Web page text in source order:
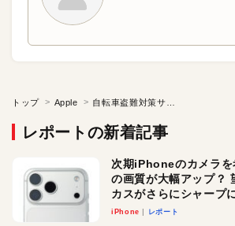
トップ Apple
レポートの新着記事
次期iPhoneのカメラを
の画質が大幅アップ？
カスがさらにシャープ
iPhone レポート